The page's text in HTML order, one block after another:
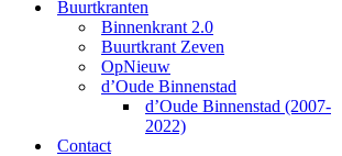
Buurtkranten
Binnenkrant 2.0
Buurtkrant Zeven
OpNieuw
d’Oude Binnenstad
d’Oude Binnenstad (2007-
2022)
Contact